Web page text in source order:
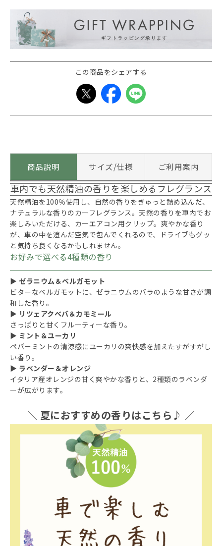
この商品をシェアする
商品説明 サイズ/仕様 ご利用案内
車内でも天然精油の香りを楽しめるフレグランス
天然精油を100％使用し、自然の香りをぎゅっと詰め込んだ、
ナチュラルな香りのカーフレグランス。天然の香りを車内でお
楽しみいただける、カーエアコン用クリップ。爽やかな香り
が、車の中を澄んだ空気で包んでくれるので、ドライブもグッ
と気持ち良くなるかもしれません。
お好みで選べる4種類の香り
▶ ゼラニウム＆ベルガモット
ビターなベルガモットに、ゼラニウムのバラのような甘さが調
和した香り。
▶ リツェアクベバ＆カモミール
さっぱりと甘くフルーティーな香り。
▶ ミント＆ユーカリ
ペパーミントの清涼感にユーカリの爽快感を加えたすがすがし
い香り。
▶ ラベンダー＆オレンジ
イタリア産オレンジの甘く爽やかな香りと、2種類のラベンダ
ーが広がります。
＼ 夏におすすめの香りはこちら♪ ／